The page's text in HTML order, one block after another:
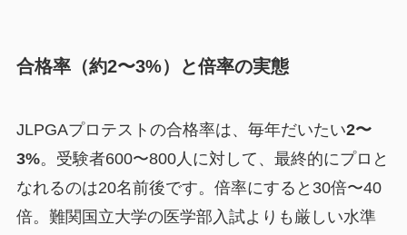
合格率（約2〜3%）と倍率の実態
JLPGAプロテストの合格率は、毎年だいたい2〜
3%。受験者600〜800人に対して、最終的にプロと
なれるのは20名前後です。倍率にすると30倍〜40
倍。難関国立大学の医学部入試よりも厳しい水準